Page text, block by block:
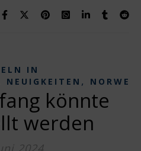
IN
NEUIGKEITEN ,
könnte
werden